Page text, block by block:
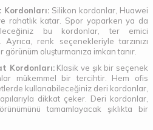
Kordonları: Silikon kordonlar, Huawei
rahatlık katar. Spor yaparken ya da
bu kordonlar, ter emici
renk seçenekleriyle tarzınızı
oluşturmanıza imkan tanır.
Kordonları:Klasik ve şık bir seçenek
mükemmel bir tercihtir. Hem ofis
kullanabileceğiniz deri kordonlar,
dikkat çeker. Deri kordonlar,
tamamlayacak şıklıkta bir